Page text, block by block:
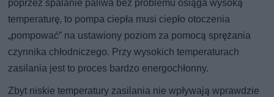
poprzez spalanie paliwa bez problemu osiąga wysoką
temperaturę, to pompa ciepła musi ciepło otoczenia
„pompować” na ustawiony poziom za pomocą sprężania
czynnika chłodniczego. Przy wysokich temperaturach
zasilania jest to proces bardzo energochłonny.
Zbyt niskie temperatury zasilania nie wpływają wprawdzie